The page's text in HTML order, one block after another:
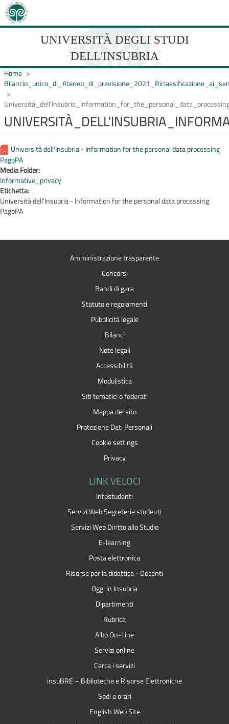
Salta
contenuto
UNIVERSITÀ DEGLI STUDI
DELL'INSUBRIA
UNIVERSIT�
DEGLI
DELL'INSUBRIA
Home
Università dell'Insubria - Information for the personal data processing
PagoPA
Media Folder:
Informative_privacy
Etichetta:
Università dell'Insubria - Information for the personal data processing
PagoPA
Amministrazione trasparente
Concorsi
Bandi di gara
Statuto e regolamenti
Pubblicità legale
Bilanci
Note legali
Accessibilità
Modulistica
Siti tematici o federati
Mappa del sito
Protezione Dati Personali
Cookie settings
Privacy
LINK VELOCI
Infostudenti
Servizi Web Segreterie studenti
Servizi Web Diritto allo Studio
E-learning
Posta elettronica
Risorse per la didattica - Docenti
Oggi in Insubria
Dipartimenti
Rubrica
Albo On-Line
Servizi online
Cerca i servizi
insuBRE – Biblioteche e Risorse Elettroniche
Sedi e orari
English Web Site